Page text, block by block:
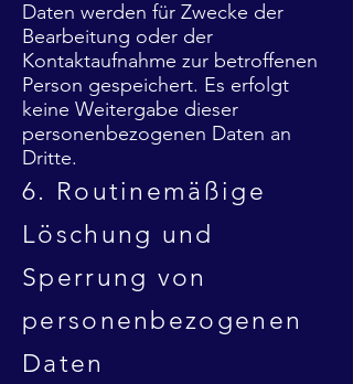
Daten werden für Zwecke der
Bearbeitung oder der
Kontaktaufnahme zur betroffenen
Person gespeichert. Es erfolgt
keine Weitergabe dieser
personenbezogenen Daten an
Dritte.
6. Routinemäßige
Löschung und
Sperrung von
personenbezogenen
Daten